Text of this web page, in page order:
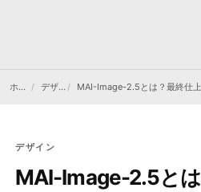
ホーム デザイン MAI-Image-2.5とは？最終仕上げに強
デザイン
MAI-Image-2.5と